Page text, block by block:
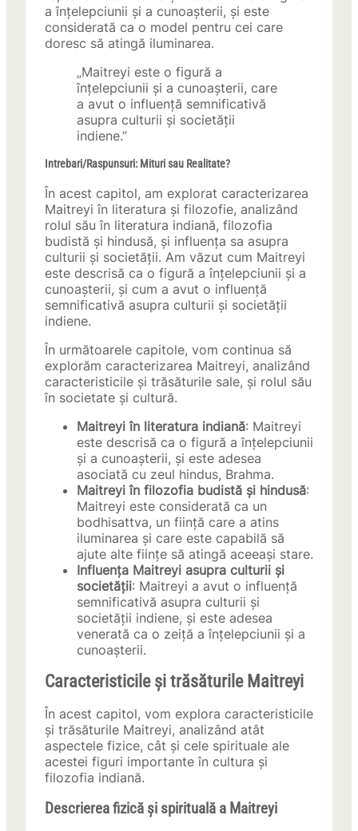
a înțelepciunii și a cunoașterii, și este
considerată ca o model pentru cei care
doresc să atingă iluminarea.
„Maitreyi este o figură a
înțelepciunii și a cunoașterii, care
a avut o influență semnificativă
asupra culturii și societății
indiene.”
Intrebari/Raspunsuri: Mituri sau Realitate?
În acest capitol, am explorat caracterizarea
Maitreyi în literatura și filozofie, analizând
rolul său în literatura indiană, filozofia
budistă și hindusă, și influența sa asupra
culturii și societății. Am văzut cum Maitreyi
este descrisă ca o figură a înțelepciunii și a
cunoașterii, și cum a avut o influență
semnificativă asupra culturii și societății
indiene.
În următoarele capitole, vom continua să
explorăm caracterizarea Maitreyi, analizând
caracteristicile și trăsăturile sale, și rolul său
în societate și cultură.
Maitreyi în literatura indiană: Maitreyi
este descrisă ca o figură a înțelepciunii
și a cunoașterii, și este adesea
asociată cu zeul hindus, Brahma.
Maitreyi în filozofia budistă și hindusă:
Maitreyi este considerată ca un
bodhisattva, un ființă care a atins
iluminarea și care este capabilă să
ajute alte ființe să atingă aceeași stare.
Influența Maitreyi asupra culturii și
societății: Maitreyi a avut o influență
semnificativă asupra culturii și
societății indiene, și este adesea
venerată ca o zeiță a înțelepciunii și a
cunoașterii.
Caracteristicile și trăsăturile Maitreyi
În acest capitol, vom explora caracteristicile
și trăsăturile Maitreyi, analizând atât
aspectele fizice, cât și cele spirituale ale
acestei figuri importante în cultura și
filozofia indiană.
Descrierea fizică și spirituală a Maitreyi